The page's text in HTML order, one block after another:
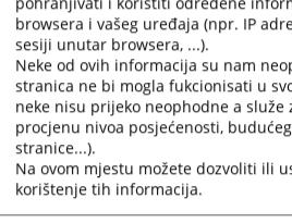
Adresar advokata
Potvrđene optužnice
21.05.2026.
browsera i vašeg uređaja (npr. IP
sesiji unutar browsera, ...).
Neke od ovih informacija su nam
stranica ne bi mogla fukcionisati u
neke nisu prijeko neophodne a služe
procjenu nivoa posjećenosti,
stranice...).
Na ovom mjestu možete dozvoliti ili
korištenje tih informacija.